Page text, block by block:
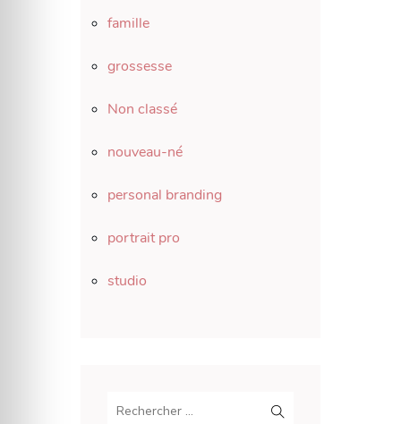
famille
grossesse
Non classé
nouveau-né
personal branding
portrait pro
studio